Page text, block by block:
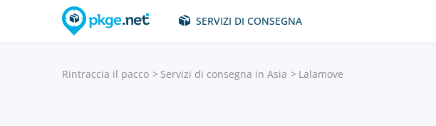
SERVIZI DI CONSEGNA
Rintraccia il pacco Servizi di consegna in Asia Lalamove